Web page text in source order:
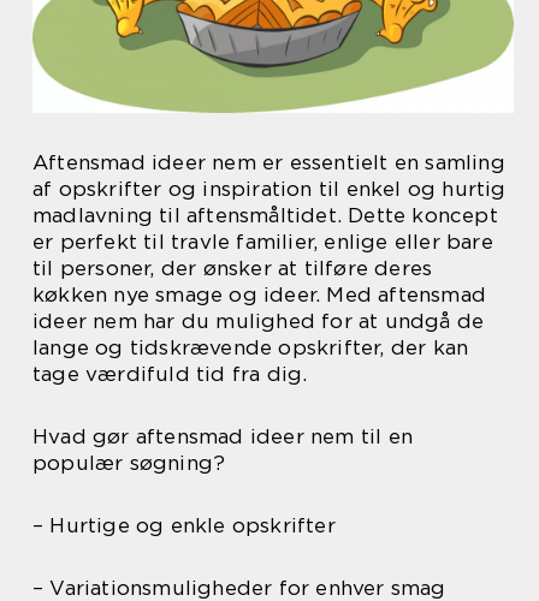
Aftensmad ideer nem er essentielt en samling
af opskrifter og inspiration til enkel og hurtig
madlavning til aftensmåltidet. Dette koncept
er perfekt til travle familier, enlige eller bare
til personer, der ønsker at tilføre deres
køkken nye smage og ideer. Med aftensmad
ideer nem har du mulighed for at undgå de
lange og tidskrævende opskrifter, der kan
tage værdifuld tid fra dig.
Hvad gør aftensmad ideer nem til en
populær søgning?
– Hurtige og enkle opskrifter
– Variationsmuligheder for enhver smag